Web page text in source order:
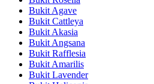
Bukit Agave
Bukit Cattleya
Bukit Akasia
Bukit Angsana
Bukit Rafflesia
Bukit Amarilis
Bukit Lavender